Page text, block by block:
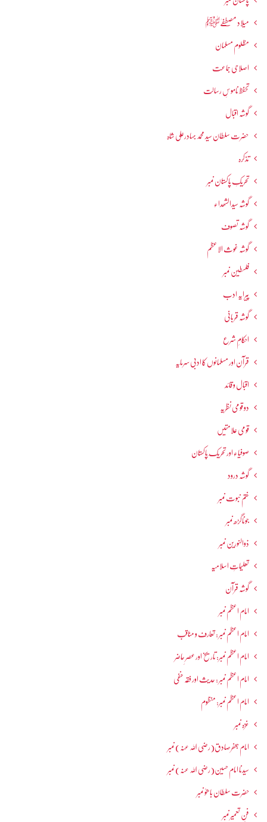
میلاد مصطفےٰﷺ
مظلوم مسلمان
اصلاحی جماعت
تحفظ ناموسِ رسالت
گوشہ اقبال
حضرت سلطان سید محمد بہادرعلی شاہ
تذکرہ
تحریکِ پاکستان نمبر
گوشہ سیدالشھداء
گوشہ تصوف
گوشہ غوث الاعظم
فلسطین نمبر
پیرایہ ادب
گوشہ قربانی
احکامِ شرع
قرآن اور مسلمانوں کا ادبی سرمایہ
اقبال و قائد
دو قومی نظریہ
قومی علامتیں
صوفیاء اور تحریک ِپاکستان
گوشہ درود
ختم نبوت نمبر
جوناگڑھ نمبر
ذوالنورین نمبر
تعلیماتِ اسلامیہ
گوشہ قرآن
امام اعظم نمبر
امام اعظم نمبر : تعارف و مناقب
امام اعظم نمبر: تاریخ اور عصرِ حاضر
امام اعظم نمبر : حدیث اور فقہ حنفی
امام اعظم نمبر: منظوم
غزہ نمبر
امام جعفرصادق(رضی اللہ عنہ) نمبر
سیدنا امام حسین(رضی اللہ عنہ) نمبر
حضرت سلطان باھوؒ نمبر
فنِ تعمیر نمبر